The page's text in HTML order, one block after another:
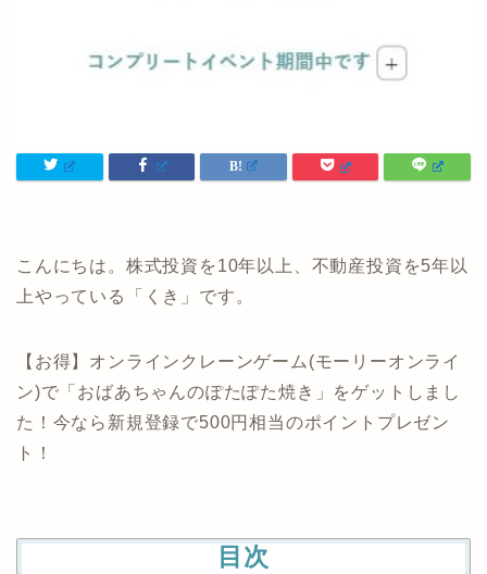
こんにちは。株式投資を10年以上、不動産投資を5年以
上やっている「くき」です。
【お得】オンラインクレーンゲーム(モーリーオンライ
ン)で「おばあちゃんのぽたぽた焼き」をゲットしまし
た！今なら新規登録で500円相当のポイントプレゼン
ト！
目次